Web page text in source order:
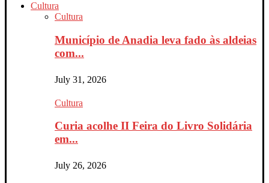
Cultura
Cultura
Município de Anadia leva fado às aldeias
com...
July 31, 2026
Cultura
Curia acolhe II Feira do Livro Solidária
em...
July 26, 2026